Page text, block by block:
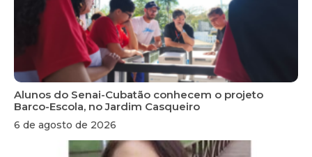
Alunos do Senai-Cubatão conhecem o projeto
Barco-Escola, no Jardim Casqueiro
6 de agosto de 2026